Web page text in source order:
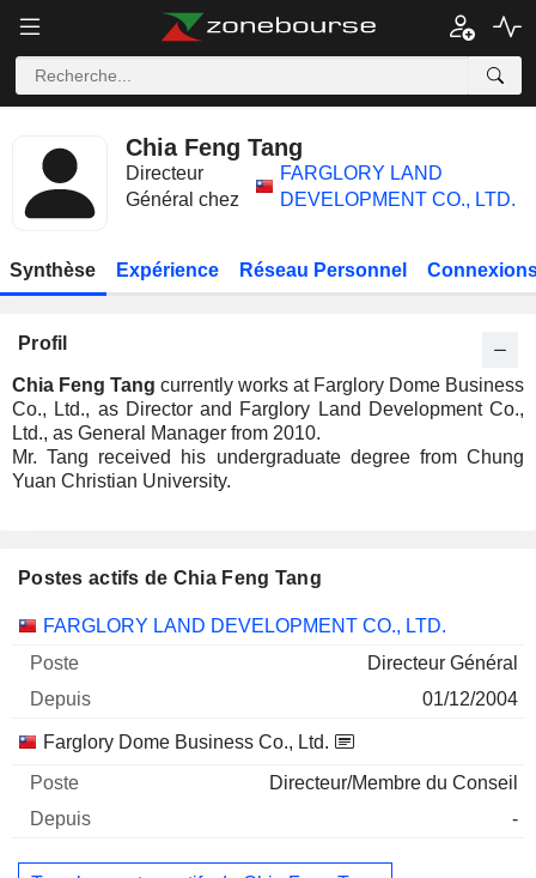
Chia Feng Tang
Directeur
Général chez
FARGLORY LAND
DEVELOPMENT CO., LTD.
Synthèse Expérience Réseau Personnel
Profil
Chia Feng Tang currently works at Farglory Dome Business
Co., Ltd., as Director and Farglory Land Development Co.,
Ltd., as General Manager from 2010.
Mr. Tang received his undergraduate degree from Chung
Yuan Christian University.
Postes actifs de Chia Feng Tang
Sociétés Poste Début
FARGLORY LAND DEVELOPMENT CO., LTD.
Directeur Général
01/12/2004
Farglory Dome Business Co., Ltd.
Directeur/Membre du Conseil
-